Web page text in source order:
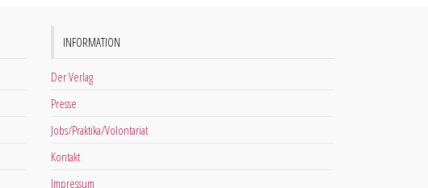
INFORMATION
Der Verlag
Presse
Jobs/Praktika/Volontariat
Kontakt
Impressum